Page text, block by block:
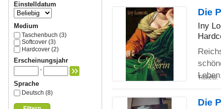
Einstelldatum
Medium
Taschenbuch (3)
Softcover (3)
Hardcover (2)
Erscheinungsjahr
-
Sprache
Deutsch (8)
Die
Iny
Tickets:
Die